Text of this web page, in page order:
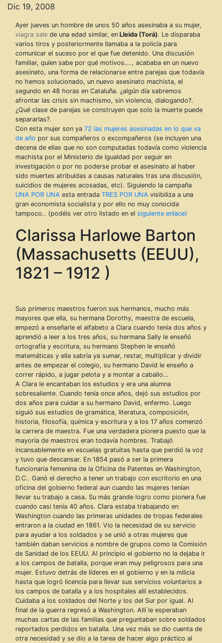
Dic 19, 2008
Ayer jueves un hombre de unos 50 años asesinaba a su mujer,
viagra sale de una edad similar, en Lleida (Torá). Le disparaba
varios tiros y posteriormente llamaba a la policía para
comunicar el suceso por el que fue detenido. Una discusión
familiar, quíen sabe por qué motivos…., acababa en un nuevo
asesinato, una forma de relacionarse entre parejas que todavía
no hemos solucionado, un nuevo asesinato machista, el
segundo en 48 horas en Cataluña. ¿algún día sabremos
afrontar las crisis sin machismo, sin violencia, dialogando?.
¿Qué clase de parejas se construyen que solo la muerte puede
separarlas?.
Con esta mujer son ya 72 las mujeres asesinadas en lo que va
de año por sus compañeros o excompañeros (se incluyen una
decena de ellas que no son computadas todavía como violencia
machista por el Ministerio de Igualdad por seguir en
investigación o por no poderse probar el asesinato al haber
sido muertes atribuidas a causas naturales tras una discusión,
suicidios de mujeres acosadas, etc). Siguiendo la campaña
UNA POR UNA esta entrada TRES POR UNA visibiliza a una
gran economista socialista y por ello no muy conocida
tampoco.. (podéis ver otro listado en el siguiente enlace)
Clarissa Harlowe Barton
(Massachusetts (EEUU),
1821 – 1912 )
Sus primeros maestros fueron sus hermanos, mucho más
mayores que ella, su hermana Dorothy, maestra de escuela,
empezó a enseñarle el alfabeto a Clara cuando tenía dos años y
aprendió a leer a los tres años, su hermana Sally le enseñó
ortografía y escritura, su hermano Stephen le enseñó
matemáticas y ella sabría ya sumar, restar, multiplicar y dividir
antes de empezar el colegio, su hermano David le enseño a
correr rápido, a jugar pelota y a montar a caballo…
A Clara le encantaban los estudios y era una alumna
sobresaliente. Cuando tenía once años, dejó sus estudios por
dos años para cuidar a su hermano David, enfermo. Luego
siguió sus estudios de gramática, literatura, composición,
historia, filosofía, química y escritura y a los 17 años comenzó
la carrera de maestra. Fue una verdadera pionera puesto que la
mayoría de maestros eran todavía hombres. Trabajó
incansablemente en escuelas gratuitas hasta que perdió la voz
y tuvo que descansar. En 1854 pasó a ser la primera
funcionaria femenina de la Oficina de Patentes en Washington,
D.C.. Ganó el derecho a tener un trabajo con escritorio en una
oficina del gobierno federal aun cuando las mujeres tenían
llevar su trabajo a casa. Su más grande logro como pionera fue
cuando casi tenía 40 años. Clara estaba trabajando en
Washington cuando las primeras unidades de tropas federales
entraron a la ciudad en 1861. Vio la necesidad de su servicio
para ayudar a los soldados y se unió a otras mujeres que
también daban servicios a nombre de grupos como la Comisión
de Sanidad de los EEUU. Al principio el gobierno no la dejaba ir
a los campos de batalla, porque eran muy peligrosos para una
mujer. Estuvo detrás de líderes en el gobierno y en la milicia
hasta que logró licencia para llevar sus servicios voluntarios a
los campos de batalla y a los hospitales allí establecidos.
Cuidaba a los soldados del Norte y los del Sur por igual. Al
final de la guerra regresó a Washington. Allí le esperaban
muchas cartas de las familias que preguntaban sobre soldados
reportados perdidos en batalla. Una vez más se dio cuenta de
otra necesidad y se dio a la tarea de hacer algo práctico al